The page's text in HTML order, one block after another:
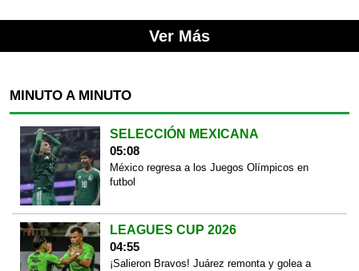
Ver Más
MINUTO A MINUTO
SELECCIÓN MEXICANA
05:08
México regresa a los Juegos Olímpicos en
futbol
LEAGUES CUP 2026
04:55
¡Salieron Bravos! Juárez remonta y golea a